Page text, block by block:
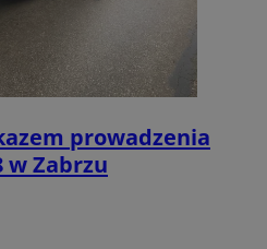
prowadzenia
w Zabrzu